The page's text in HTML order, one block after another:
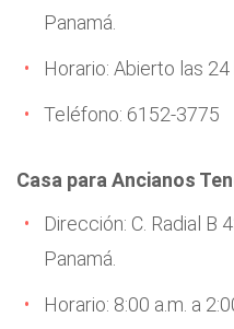
Panamá.
Horario: Abierto las 24
Teléfono: 6152-3775
Casa para Ancianos
Dirección: C. Radial B
Panamá.
Horario: 8:00 a.m. a